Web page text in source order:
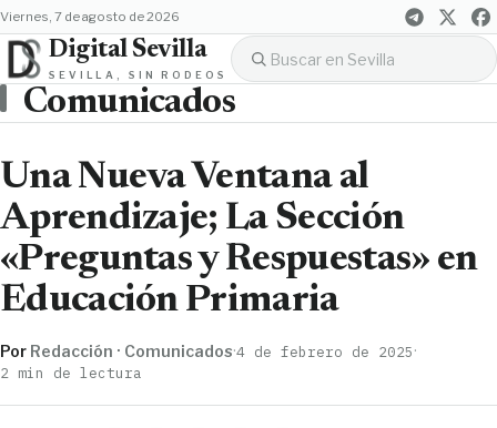
viernes, 7 de agosto de 2026
Digital Sevilla
SEVILLA, SIN RODEOS
Comunicados
Una Nueva Ventana al
Aprendizaje; La Sección
«Preguntas y Respuestas» en
Educación Primaria
Por Redacción · Comunicados·4 de febrero de 2025·
2 min de lectura